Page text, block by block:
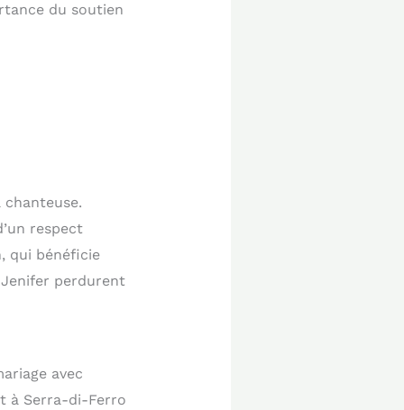
du soutien
respect
qui bénéficie
perdurent
avec
à Serra-di-Ferro